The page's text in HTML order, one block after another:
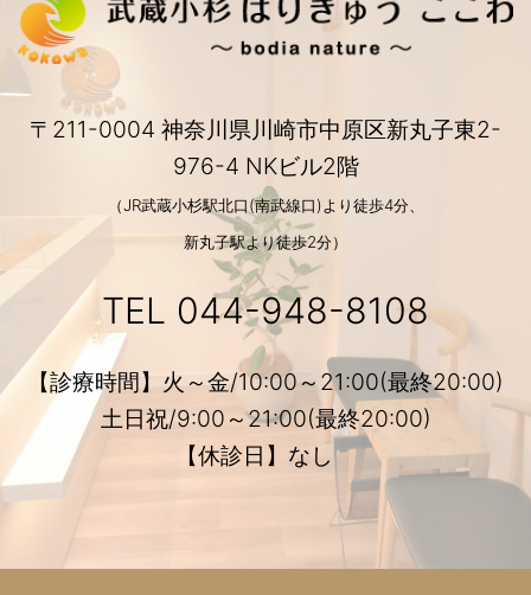
〒211-0004 神奈川県川崎市中原区新丸子東2-
976-4 NKビル2階
（JR武蔵小杉駅北口(南武線口)より徒歩4分、
新丸子駅より徒歩2分）
TEL 044-948-8108
【診療時間】火～金/10:00～21:00(最終20:00)
土日祝/9:00～21:00(最終20:00)
【休診日】なし